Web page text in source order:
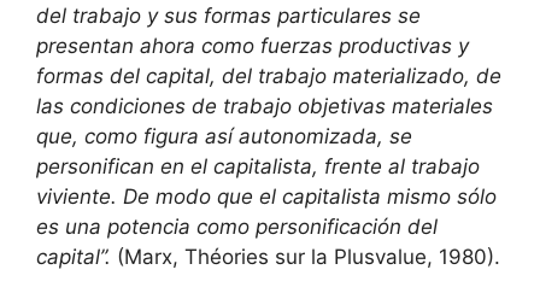
del trabajo y sus formas particulares se
presentan ahora como fuerzas productivas y
formas del capital, del trabajo materializado, de
las condiciones de trabajo objetivas materiales
que, como figura así autonomizada, se
personifican en el capitalista, frente al trabajo
viviente. De modo que el capitalista mismo sólo
es una potencia como personificación del
capital”. (Marx, Théories sur la Plusvalue, 1980).